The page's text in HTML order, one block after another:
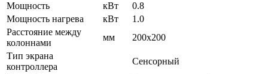
Мощность
кВт
0.8
Мощность нагрева
кВт
1.0
Расстояние между
колоннами
мм
200х200
Тип экрана
контроллера
Сенсорный